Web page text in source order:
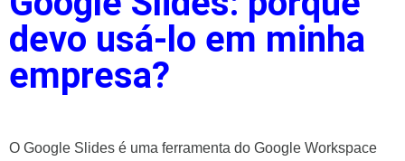
devo usá-lo em minha
empresa?
O Google Slides é uma ferramenta do Google Workspace